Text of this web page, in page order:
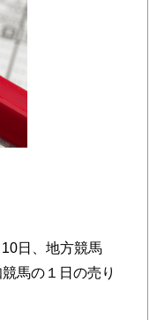
日、地方競馬
馬の１日の売り